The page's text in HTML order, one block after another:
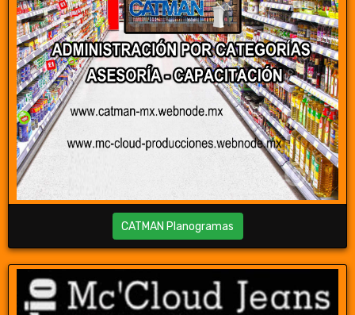
CATMAN Planogramas